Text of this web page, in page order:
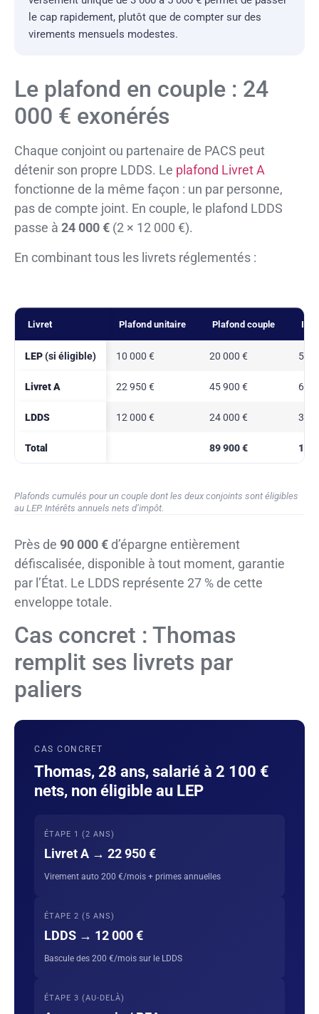
le cap rapidement, plutôt que de compter sur des
virements mensuels modestes.
Le plafond en couple : 24
000 € exonérés
Chaque conjoint ou partenaire de PACS peut
détenir son propre LDDS. Le plafond Livret A
fonctionne de la même façon : un par personne,
pas de compte joint. En couple, le plafond LDDS
passe à 24 000 € (2 × 12 000 €).
En combinant tous les livrets réglementés :
Livret Plafond unitaire Plafond couple
LEP(si éligible) 10 000 € 20 000 € 500
Livret A 22 950 € 45 900 €
LDDS 12 000 € 24 000 € 360
Total 89 900 € 1
Plafonds cumulés pour un couple dont les deux conjoints sont éligibles
au LEP. Intérêts annuels nets d’impôt.
Près de 90 000 € d’épargne entièrement
défiscalisée, disponible à tout moment, garantie
par l’État. Le LDDS représente 27 % de cette
enveloppe totale.
Cas concret : Thomas
remplit ses livrets par
paliers
CAS CONCRET
Thomas, 28 ans, salarié à 2 100 €
nets, non éligible au LEP
ÉTAPE 1 (2 ANS)
Livret A → 22 950 €
Virement auto 200 €/mois + primes annuelles
ÉTAPE 2 (5 ANS)
LDDS → 12 000 €
Bascule des 200 €/mois sur le LDDS
ÉTAPE 3 (AU-DELÀ)